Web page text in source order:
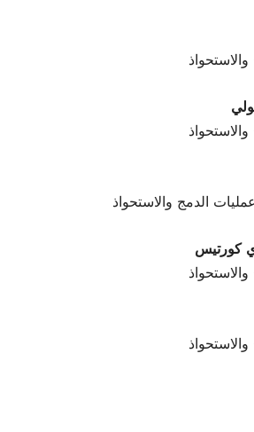
الدمج والاستحواذ
كورتيس